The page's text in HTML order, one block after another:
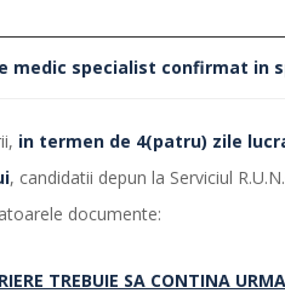
medic specialist confirmat in
in termen de 4(patru) zile
, candidatii depun la Serviciul
documente:
TREBUIE SA CONTINA